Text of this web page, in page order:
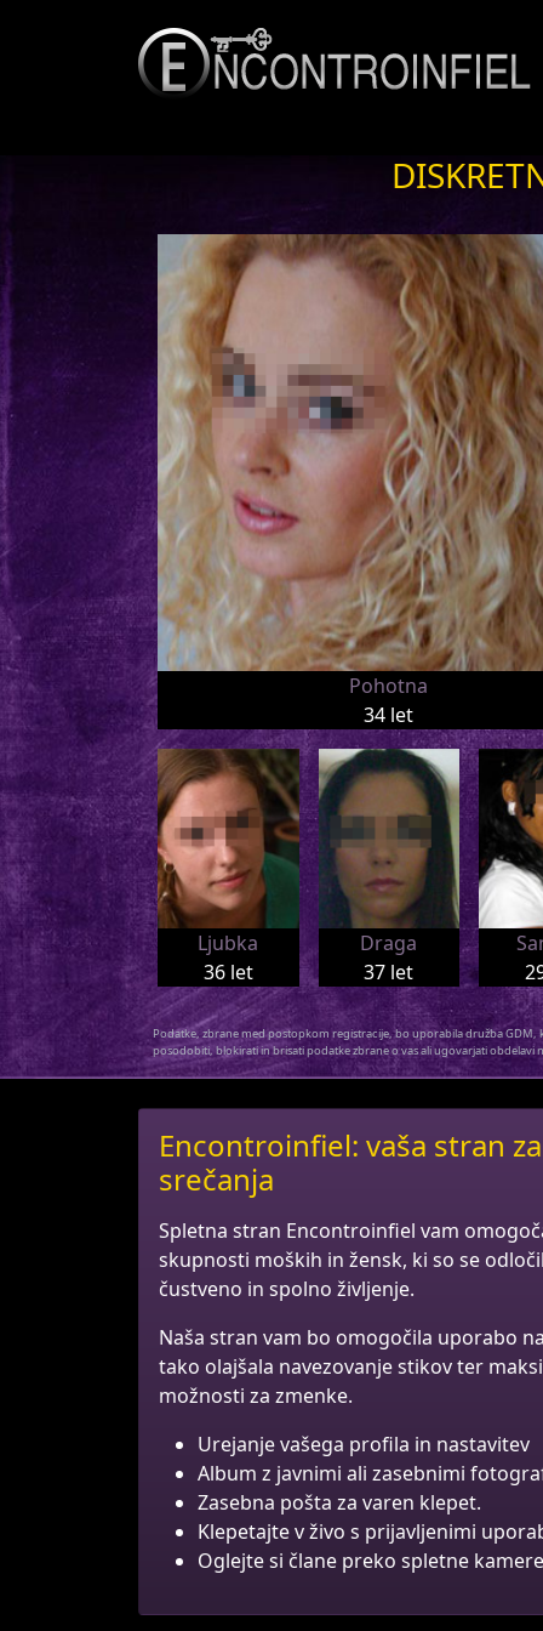
Pohotna
34 let
Ljubka
36 let
Draga
37 let
Podatke, zbrane med postopkom registracije, bo uporabila družba
posodobiti, blokirati in brisati podatke zbrane o vas ali ugovarjati
Encontroinfiel: vaša stran
srečanja
Spletna stran Encontroinfiel vam
skupnosti moških in žensk, ki so se
čustveno in spolno življenje.
Naša stran vam bo omogočila uporabo
tako olajšala navezovanje stikov ter
možnosti za zmenke.
Urejanje vašega profila in nastavitev
Album z javnimi ali zasebnimi
Zasebna pošta za varen klepet.
Klepetajte v živo s prijavljenimi
Oglejte si člane preko spletne